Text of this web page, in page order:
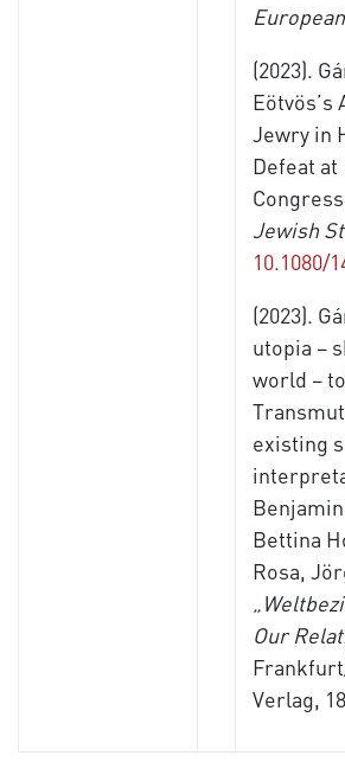
(2023).
Jewry in
Defeat at
Jewish
10.1080/
(2023).
utopia –
world –
existing
Bettina
Rosa,
Our
Verlag,